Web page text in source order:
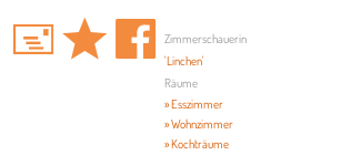
Zimmerschauerin
'Linchen'
Räume
» Esszimmer
» Wohnzimmer
» Kochträume